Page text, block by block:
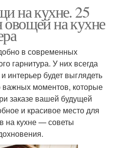
на кухне. 25
на кухне
в современных
гарнитура. У них всегда
интерьер будет выглядеть
важных моментов, которые
заказе вашей будущей
и красивое место для
на кухне — советы